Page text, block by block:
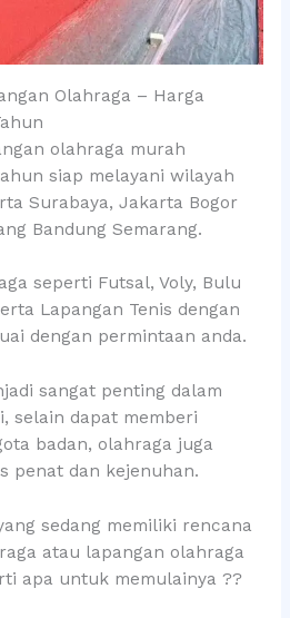
Olahraga – Harga
olahraga murah
siap melayani wilayah
Surabaya, Jakarta Bogor
Bandung Semarang.
seperti Futsal, Voly, Bulu
Lapangan Tenis dengan
dengan permintaan anda.
sangat penting dalam
selain dapat memberi
badan, olahraga juga
penat dan kejenuhan.
sedang memiliki rencana
atau lapangan olahraga
apa untuk memulainya ??